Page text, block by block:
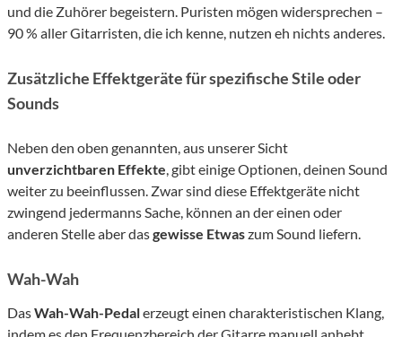
und die Zuhörer begeistern. Puristen mögen widersprechen –
90 % aller Gitarristen, die ich kenne, nutzen eh nichts anderes.
Zusätzliche Effektgeräte für spezifische Stile oder
Sounds
Neben den oben genannten, aus unserer Sicht
unverzichtbaren Effekte, gibt einige Optionen, deinen Sound
weiter zu beeinflussen. Zwar sind diese Effektgeräte nicht
zwingend jedermanns Sache, können an der einen oder
anderen Stelle aber dasgewisse Etwaszum Sound liefern.
Wah-Wah
DasWah-Wah-Pedalerzeugt einen charakteristischen Klang,